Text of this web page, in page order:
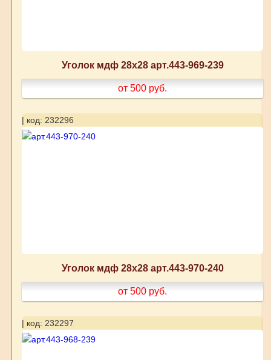
Уголок мдф 28х28 арт.443-969-239
от 500 руб.
| код: 232296
Уголок мдф 28х28 арт.443-970-240
от 500 руб.
| код: 232297